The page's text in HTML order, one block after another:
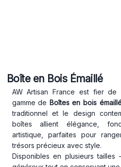
Boîte en Bois Émaillé
AW Artisan France est fier de
gamme de Boîtes en bois
traditionnel et le design
boîtes allient élégance,
artistique, parfaites pour
trésors précieux avec style.
Disponibles en plusieurs